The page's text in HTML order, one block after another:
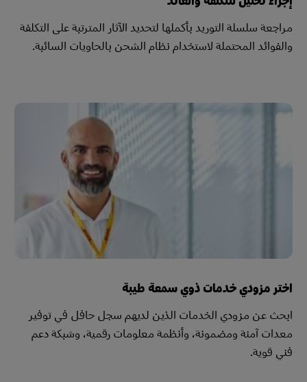
مراجعة سلسلة التوريد بأكملها لتحديد الآثار المترتبة على التكلفة
والفوائد المحتملة لاستخدام نظام الشحن بالحاويات السائبة.
اختر مزودي خدمات ذوي سمعة طيبة
ابحث عن مزودي الخدمات الذين لديهم سجل حافل في توفير
معدات آمنة ومضمونة، وأنظمة معلومات رقمية، وشبكة دعم
فني قوية.